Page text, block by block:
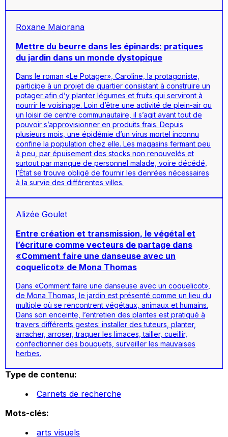
Roxane Maiorana
Mettre du beurre dans les épinards: pratiques
du jardin dans un monde dystopique
Dans le roman «Le Potager», Caroline, la protagoniste,
participe à un projet de quartier consistant à construire un
potager afin d’y planter légumes et fruits qui serviront à
nourrir le voisinage. Loin d’être une activité de plein-air ou
un loisir de centre communautaire, il s’agit avant tout de
pouvoir s’approvisionner en produits frais. Depuis
plusieurs mois, une épidémie d’un virus mortel inconnu
confine la population chez elle. Les magasins fermant peu
à peu, par épuisement des stocks non renouvelés et
surtout par manque de personnel malade, voire décédé,
l’État se trouve obligé de fournir les denrées nécessaires
à la survie des différentes villes.
Alizée Goulet
Entre création et transmission, le végétal et
l’écriture comme vecteurs de partage dans
«Comment faire une danseuse avec un
coquelicot» de Mona Thomas
Dans «Comment faire une danseuse avec un coquelicot»,
de Mona Thomas, le jardin est présenté comme un lieu du
multiple où se rencontrent végétaux, animaux et humains.
Dans son enceinte, l’entretien des plantes est pratiqué à
travers différents gestes: installer des tuteurs, planter,
arracher, arroser, traquer les limaces, tailler, cueillir,
confectionner des bouquets, surveiller les mauvaises
herbes.
Type de contenu:
Carnets de recherche
Mots-clés:
arts visuels